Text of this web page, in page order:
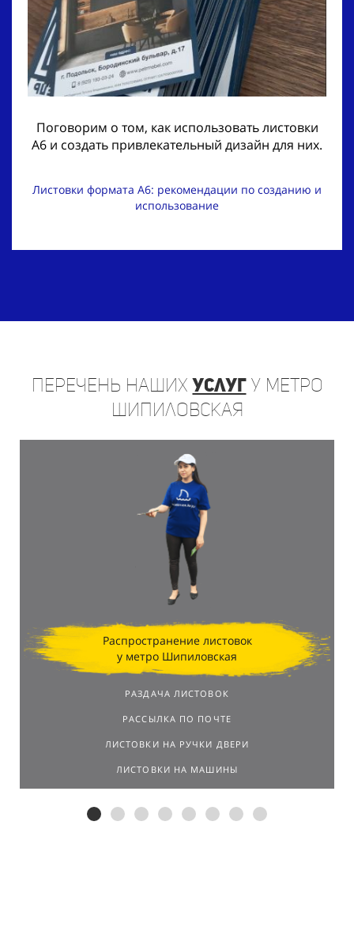
Поговорим о том, как использовать листовки
A6 и создать привлекательный дизайн для них.
Листовки формата A6: рекомендации по созданию и
использование
Перечень нашихуслугу метро
Шипиловская
Распространение листовок
у метро Шипиловская
РАЗДАЧА ЛИСТОВОК
РАССЫЛКА ПО ПОЧТЕ
ЛИСТОВКИ НА РУЧКИ ДВЕРИ
ЛИСТОВКИ НА МАШИНЫ